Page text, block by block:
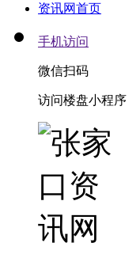
资讯网首页
手机访问
微信扫码
访问楼盘小程序